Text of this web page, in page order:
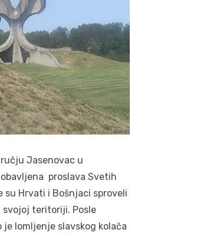
Jasenovac u
proslava Svetih
su Hrvati i Bošnjaci sproveli
svojoj teritoriji. Posle
lomljenje slavskog kolača